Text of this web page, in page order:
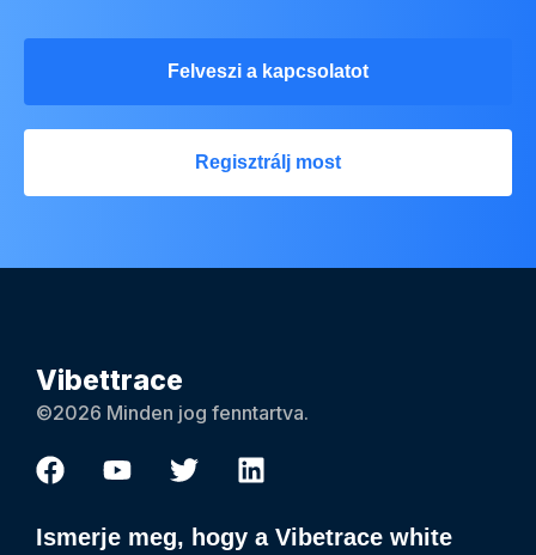
Felveszi a kapcsolatot
Regisztrálj most
Vibettrace
©2026 Minden jog fenntartva.
Ismerje meg, hogy a Vibetrace white